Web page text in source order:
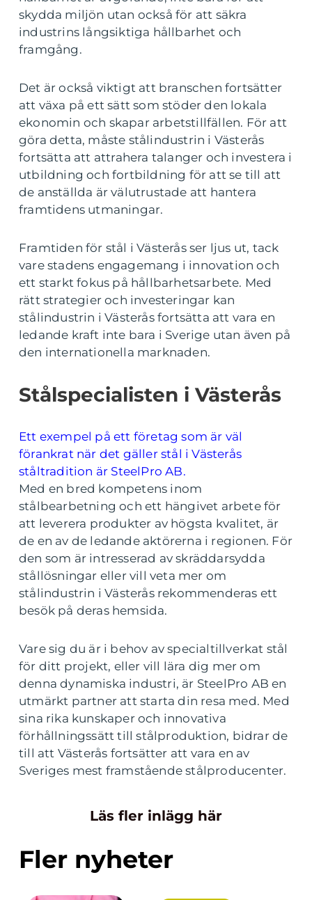
skydda miljön utan också för att säkra
industrins långsiktiga hållbarhet och
framgång.
Det är också viktigt att branschen fortsätter
att växa på ett sätt som stöder den lokala
ekonomin och skapar arbetstillfällen. För att
göra detta, måste stålindustrin i Västerås
fortsätta att attrahera talanger och investera i
utbildning och fortbildning för att se till att
de anställda är välutrustade att hantera
framtidens utmaningar.
Framtiden för stål i Västerås ser ljus ut, tack
vare stadens engagemang i innovation och
ett starkt fokus på hållbarhetsarbete. Med
rätt strategier och investeringar kan
stålindustrin i Västerås fortsätta att vara en
ledande kraft inte bara i Sverige utan även på
den internationella marknaden.
Stålspecialisten i Västerås
Ett exempel på ett företag som är väl
förankrat när det gäller stål i Västerås
ståltradition är SteelPro AB.
Med en bred kompetens inom
stålbearbetning och ett hängivet arbete för
att leverera produkter av högsta kvalitet, är
de en av de ledande aktörerna i regionen. För
den som är intresserad av skräddarsydda
stållösningar eller vill veta mer om
stålindustrin i Västerås rekommenderas ett
besök på deras hemsida.
Vare sig du är i behov av specialtillverkat stål
för ditt projekt, eller vill lära dig mer om
denna dynamiska industri, är SteelPro AB en
utmärkt partner att starta din resa med. Med
sina rika kunskaper och innovativa
förhållningssätt till stålproduktion, bidrar de
till att Västerås fortsätter att vara en av
Sveriges mest framstående stålproducenter.
Läs fler inlägg här
Fler nyheter